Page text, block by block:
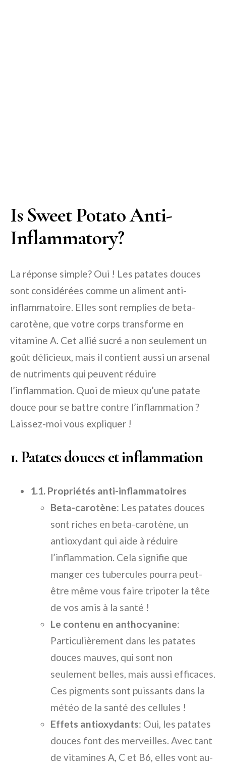
Is Sweet Potato Anti-
Inflammatory?
La réponse simple? Oui ! Les patates douces
sont considérées comme un aliment anti-
inflammatoire. Elles sont remplies de beta-
carotène, que votre corps transforme en
vitamine A. Cet allié sucré a non seulement un
goût délicieux, mais il contient aussi un arsenal
de nutriments qui peuvent réduire
l’inflammation. Quoi de mieux qu’une patate
douce pour se battre contre l’inflammation ?
Laissez-moi vous expliquer !
1. Patates douces et inflammation
1.1. Propriétés anti-inflammatoires
Beta-carotène: Les patates douces
sont riches en beta-carotène, un
antioxydant qui aide à réduire
l’inflammation. Cela signifie que
manger ces tubercules pourra peut-
être même vous faire tripoter la tête
de vos amis à la santé !
Le contenu en anthocyanine:
Particulièrement dans les patates
douces mauves, qui sont non
seulement belles, mais aussi efficaces.
Ces pigments sont puissants dans la
météo de la santé des cellules !
Effets antioxydants: Oui, les patates
douces font des merveilles. Avec tant
de vitamines A, C et B6, elles vont au-